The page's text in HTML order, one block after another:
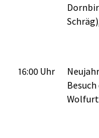
16:00 Uhr
Besuch